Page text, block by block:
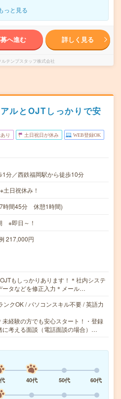
っと見る
へ進む 詳しく見る
ルテンプスタッフ株式会社
ルとOJTしっかりで安
り 土日祝日が休み WEB登録OK
1分／西鉄福岡駅から徒歩10分
日祝休み！
時間45分 休憩1時間)
※即日～！
217,000円
もしっかりあります！＊社内システ
ータなどを修正入力＊メール…
ンクOK / パソコンスキル不要 / 英語力
未経験の方でも安心スタート！・登録
に考える面談（電話面談の場合）…
40代 50代
60代